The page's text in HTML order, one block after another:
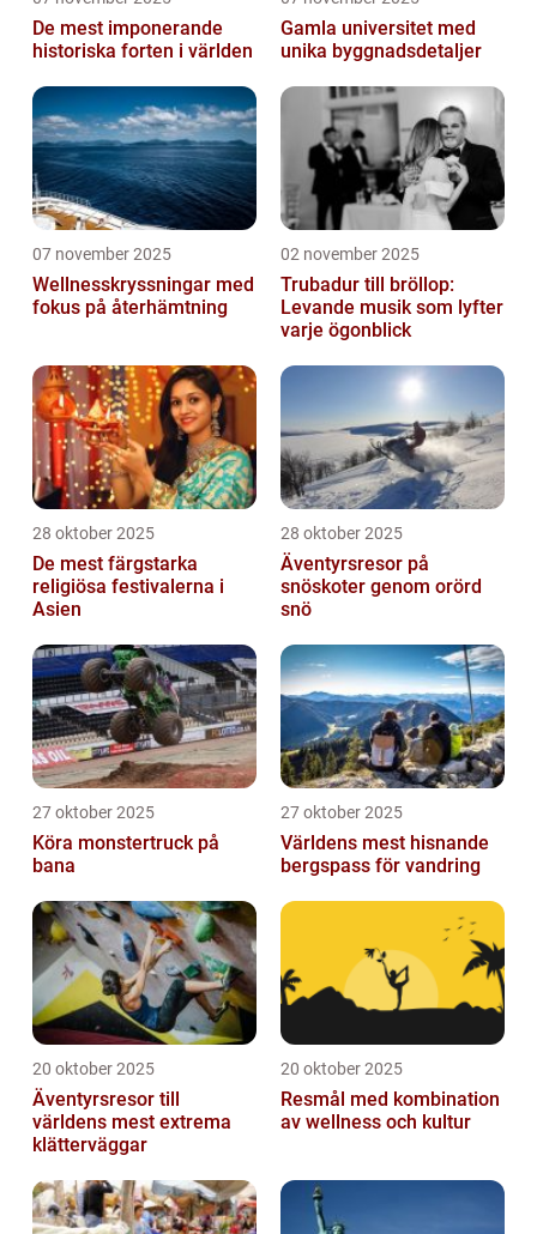
De mest imponerande
historiska forten i världen
Gamla universitet med
unika byggnadsdetaljer
07 november 2025
Wellnesskryssningar med
fokus på återhämtning
02 november 2025
Trubadur till bröllop:
Levande musik som lyfter
varje ögonblick
28 oktober 2025
De mest färgstarka
religiösa festivalerna i
Asien
28 oktober 2025
Äventyrsresor på
snöskoter genom orörd
snö
27 oktober 2025
Köra monstertruck på
bana
27 oktober 2025
Världens mest hisnande
bergspass för vandring
20 oktober 2025
Äventyrsresor till
världens mest extrema
klätterväggar
20 oktober 2025
Resmål med kombination
av wellness och kultur